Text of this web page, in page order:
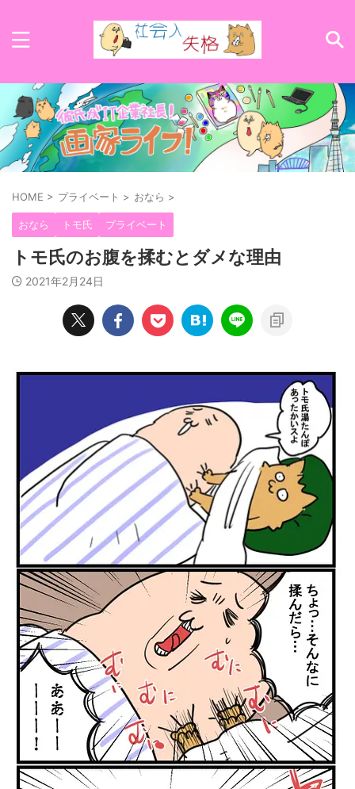
HOME > プライベート > おなら >
おなら トモ氏 プライベート
トモ氏のお腹を揉むとダメな理由
2021年2月24日